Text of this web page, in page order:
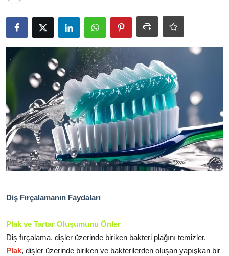
MÜZİK
TEKNOLOJİ
BİLGİ
RÜYA TABİRİ
ÖNEMLİ GÜNLER
GALERİ
Diş Fırçalamanın Faydaları
Plak ve Tartar Oluşumunu Önler
Diş fırçalama, dişler üzerinde biriken bakteri plağını temizler.
Plak, dişler üzerinde biriken ve bakterilerden oluşan yapışkan bir